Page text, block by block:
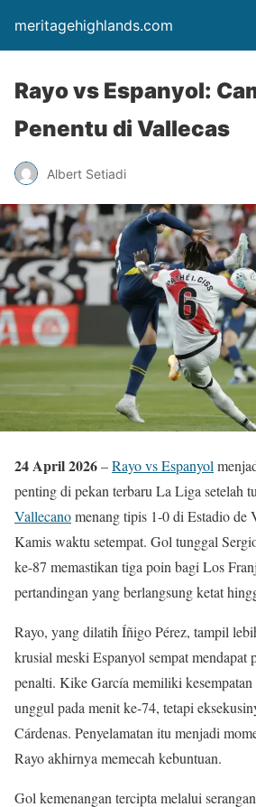
meritagehighlands.com
Rayo vs Espanyol:
Penentu di Vallecas
Albert Setiadi
24 April 2026–Rayo vs Espanyol
penting di pekan terbaru La Liga setelah
Vallecanomenang tipis 1-0 di Estadio de
Kamis waktu setempat. Gol tunggal
ke-87 memastikan tiga poin bagi Los
pertandingan yang berlangsung ketat
Rayo, yang dilatih Íñigo Pérez, tampil
krusial meski Espanyol sempat mendapat
penalti. Kike García memiliki
unggul pada menit ke-74, tetapi
Cárdenas. Penyelamatan itu menjadi
Rayo akhirnya memecah kebuntuan.
Gol kemenangan tercipta melalui